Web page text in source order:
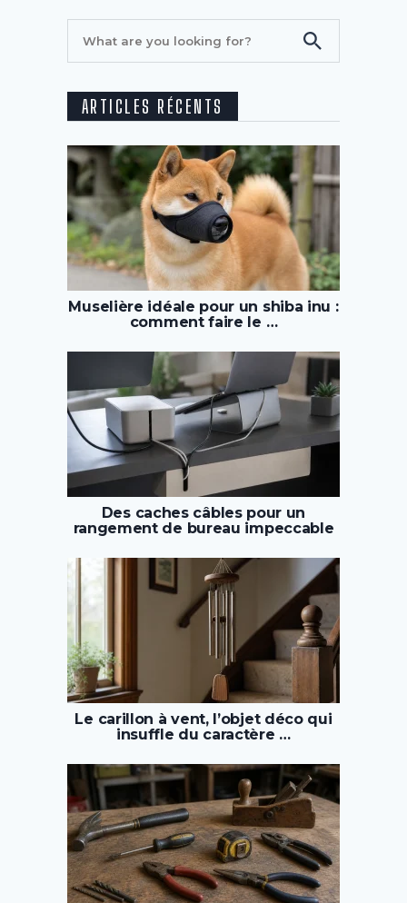
ARTICLES RÉCENTS
Muselière idéale pour un shiba inu :
comment faire le …
Des caches câbles pour un
rangement de bureau impeccable
Le carillon à vent, l’objet déco qui
insuffle du caractère …